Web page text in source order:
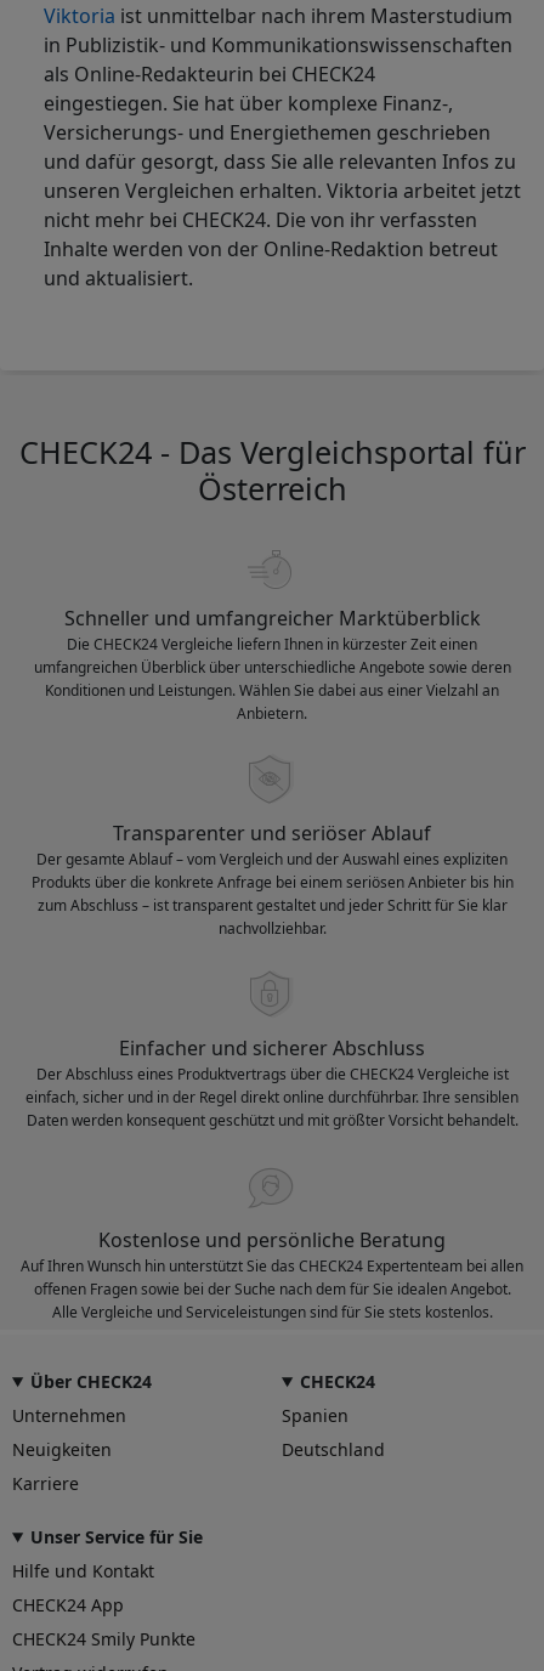
Viktoria ist unmittelbar nach ihrem Masterstudium
in Publizistik- und Kommunikationswissenschaften
als Online-Redakteurin bei CHECK24
eingestiegen. Sie hat über komplexe Finanz-,
Versicherungs- und Energiethemen geschrieben
und dafür gesorgt, dass Sie alle relevanten Infos zu
unseren Vergleichen erhalten. Viktoria arbeitet jetzt
nicht mehr bei CHECK24. Die von ihr verfassten
Inhalte werden von der Online-Redaktion betreut
und aktualisiert.
CHECK24 - Das Vergleichsportal für
Österreich
Schneller und umfangreicher Marktüberblick
Die CHECK24 Vergleiche liefern Ihnen in kürzester Zeit einen
umfangreichen Überblick über unterschiedliche Angebote sowie deren
Konditionen und Leistungen. Wählen Sie dabei aus einer Vielzahl an
Anbietern.
Transparenter und seriöser Ablauf
Der gesamte Ablauf – vom Vergleich und der Auswahl eines expliziten
Produkts über die konkrete Anfrage bei einem seriösen Anbieter bis hin
zum Abschluss – ist transparent gestaltet und jeder Schritt für Sie klar
nachvollziehbar.
Einfacher und sicherer Abschluss
Der Abschluss eines Produktvertrags über die CHECK24 Vergleiche ist
einfach, sicher und in der Regel direkt online durchführbar. Ihre sensiblen
Daten werden konsequent geschützt und mit größter Vorsicht behandelt.
Kostenlose und persönliche Beratung
Auf Ihren Wunsch hin unterstützt Sie das CHECK24 Expertenteam bei allen
offenen Fragen sowie bei der Suche nach dem für Sie idealen Angebot.
Alle Vergleiche und Serviceleistungen sind für Sie stets kostenlos.
Über CHECK24
Unternehmen
Neuigkeiten
Karriere
CHECK24
Spanien
Deutschland
Unser Service für Sie
Hilfe und Kontakt
CHECK24 App
CHECK24 Smily Punkte